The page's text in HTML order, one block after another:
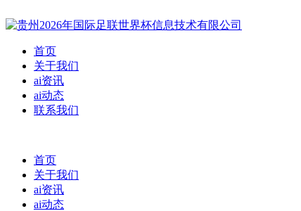
首页
关于我们
ai资讯
ai动态
联系我们
首页
关于我们
ai资讯
ai动态